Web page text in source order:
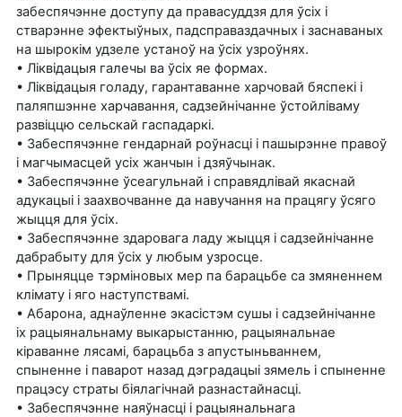
забеспячэнне доступу да правасуддзя для ўсіх і
стварэнне эфектыўных, падсправаздачных і заснаваных
на шырокім удзеле устаноў на ўсіх узроўнях.
• Ліквідацыя галечы ва ўсіх яе формах.
• Ліквідацыя голаду, гарантаванне харчовай бяспекі і
паляпшэнне харчавання, садзейнічанне ўстойліваму
развіццю сельскай гаспадаркі.
• Забеспячэнне гендарнай роўнасці і пашырэнне правоў
і магчымасцей усіх жанчын і дзяўчынак.
• Забеспячэнне ўсеагульнай і справядлівай якаснай
адукацыі і заахвочванне да навучання на працягу ўсяго
жыцця для ўсіх.
• Забеспячэнне здаровага ладу жыцця і садзейнічанне
дабрабыту для ўсіх у любым узросце.
• Прыняцце тэрміновых мер па барацьбе са змяненнем
клімату і яго наступствамі.
• Абарона, аднаўленне экасістэм сушы і садзейнічанне
іх рацыянальнаму выкарыстанню, рацыянальнае
кіраванне лясамі, барацьба з апустыньваннем,
спыненне і паварот назад дэградацыі зямель і спыненне
працэсу страты біялагічнай разнастайнасці.
• Забеспячэнне наяўнасці і рацыянальнага